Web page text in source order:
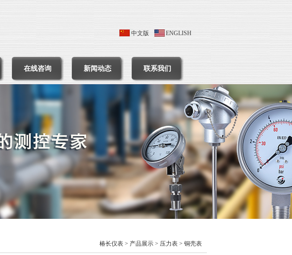
中文版 ENGLISH
在线咨询 新闻动态 联系我们
椿长仪表 > 产品展示 > 压力表 > 铜壳表